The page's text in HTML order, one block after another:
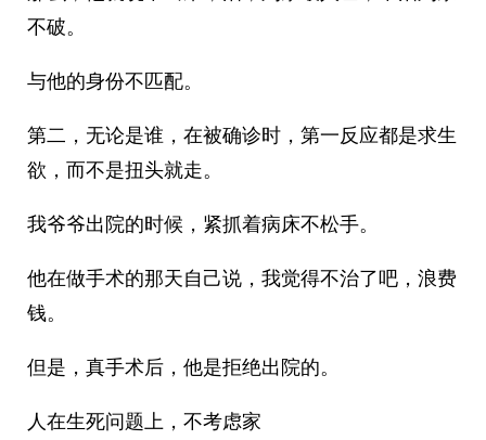
不破。
与他的身份不匹配。
第二，无论是谁，在被确诊时，第一反应都是求生
欲，而不是扭头就走。
我爷爷出院的时候，紧抓着病床不松手。
他在做手术的那天自己说，我觉得不治了吧，浪费
钱。
但是，真手术后，他是拒绝出院的。
人在生死问题上，不考虑家